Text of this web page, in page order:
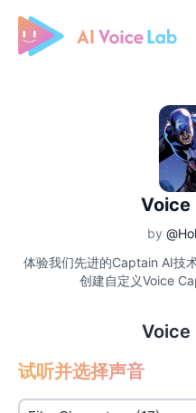
Free AI Cover & AI Voice
Voice
by
体验我们先进的Captain AI技
创建自定义Voice
Voice
试听并选择声音